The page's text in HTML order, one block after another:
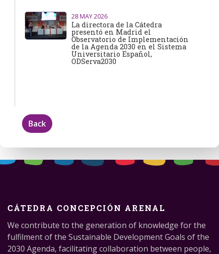
28MAY 2026
La directora de la Cátedra
presentó en Madrid el
Observatorio de Implementación
de la Agenda 2030 en el Sistema
Universitario Español,
ODServa2030
Back
CÁTEDRA CONCEPCIÓN ARENAL
We contribute to the generation of knowledge for the
fulfilment of the Sustainable Development Goals of the
2030 Agenda, facilitating collaboration between people,